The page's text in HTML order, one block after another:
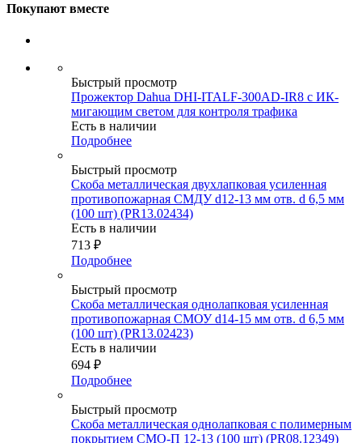
Покупают вместе
Быстрый просмотр
Прожектор Dahua DHI-ITALF-300AD-IR8 с ИК-
мигающим светом для контроля трафика
Есть в наличии
Подробнее
Быстрый просмотр
Скоба металлическая двухлапковая усиленная
противопожарная СМДУ d12-13 мм отв. d 6,5 мм
(100 шт) (PR13.02434)
Есть в наличии
713 ₽
Подробнее
Быстрый просмотр
Скоба металлическая однолапковая усиленная
противопожарная СМОУ d14-15 мм отв. d 6,5 мм
(100 шт) (PR13.02423)
Есть в наличии
694 ₽
Подробнее
Быстрый просмотр
Скоба металлическая однолапковая с полимерным
покрытием СМО-П 12-13 (100 шт) (PR08.12349)